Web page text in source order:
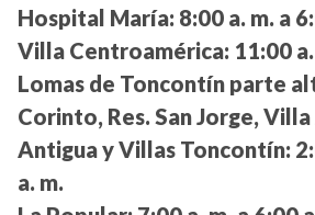
Hospital María: 8:00 a. m. a
Villa Centroamérica: 11:00
Lomas de Toncontín parte
Corinto, Res. San Jorge,
Antigua y Villas Toncontín:
a. m.